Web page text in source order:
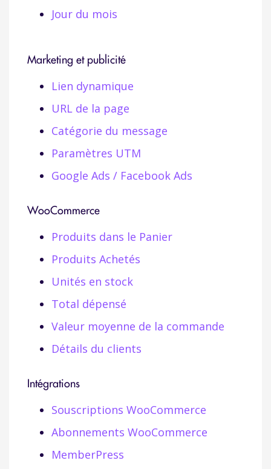
Jour du mois
Marketing et publicité
Lien dynamique
URL de la page
Catégorie du message
Paramètres UTM
Google Ads / Facebook Ads
WooCommerce
Produits dans le Panier
Produits Achetés
Unités en stock
Total dépensé
Valeur moyenne de la commande
Détails du clients
Intégrations
Souscriptions WooCommerce
Abonnements WooCommerce
MemberPress